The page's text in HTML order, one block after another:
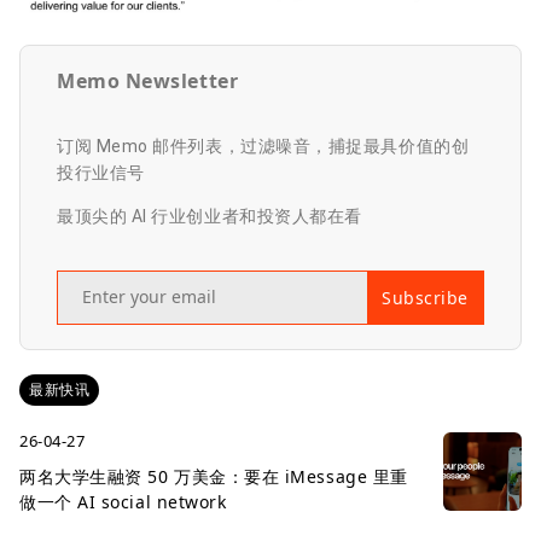
Memo Newsletter
订阅 Memo 邮件列表，过滤噪音，捕捉最具价值的创
投行业信号
最顶尖的 AI 行业创业者和投资人都在看
Subscribe
最新快讯
26-04-27
两名大学生融资 50 万美金：要在 iMessage 里重
做一个 AI social network